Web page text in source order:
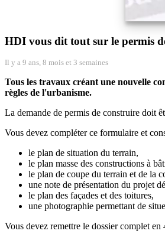
HDI vous dit tout sur le permis
Il y a 9 ans, 8 mois et 3 semaines
Tous les travaux créant une nouvelle
règles de l'urbanisme.
La demande de permis de construire doit
Vous devez compléter ce formulaire et
le plan de situation du terrain,
le plan masse des constructions à
le plan de coupe du terrain et de la
une note de présentation du projet
le plan des façades et des toitures,
une photographie permettant de
Vous devez remettre le dossier complet